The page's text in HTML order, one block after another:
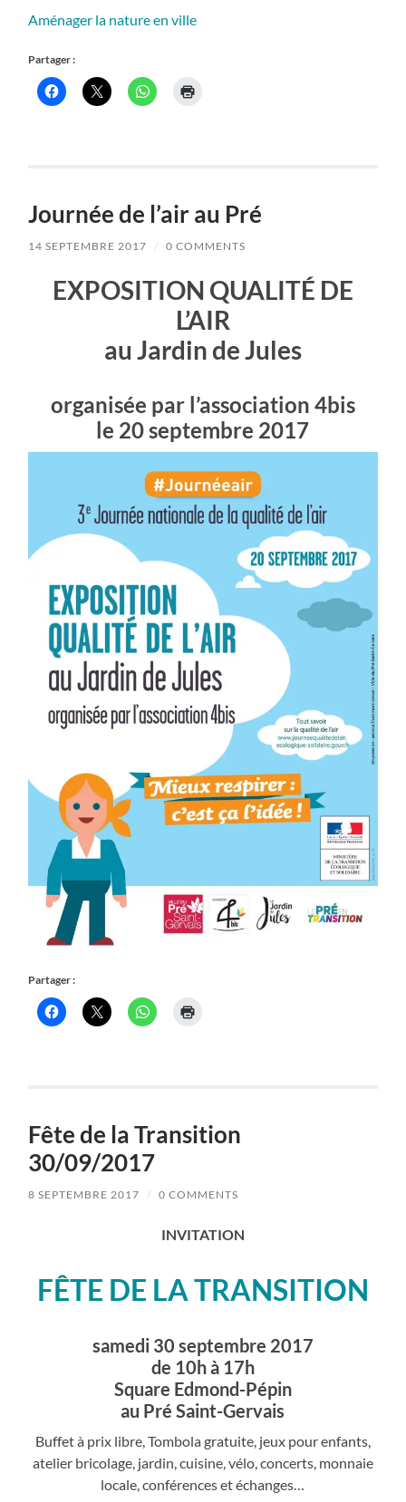
Aménager la nature en ville
Partager :
Journée de l’air au Pré
14 SEPTEMBRE 2017 / 0 COMMENTS
EXPOSITION QUALITÉ DE
L’AIR
au Jardin de Jules
organisée par l’association 4bis
le 20 septembre 2017
Partager :
Fête de la Transition
30/09/2017
8 SEPTEMBRE 2017 / 0 COMMENTS
INVITATION
FÊTE DE LA TRANSITION
samedi 30 septembre 2017
de 10h à 17h
Square Edmond-Pépin
au Pré Saint-Gervais
Buffet à prix libre, Tombola gratuite, jeux pour enfants,
atelier bricolage, jardin, cuisine, vélo, concerts, monnaie
locale, conférences et échanges…